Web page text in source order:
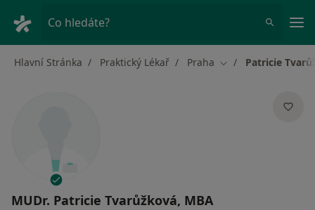
Co hledáte?
Hlavní Stránka Praktický Lékař Praha Změna města
Patricie
MUDr. Patricie Tvarůžková, MBA